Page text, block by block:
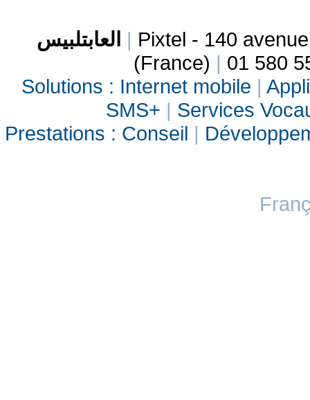
العابتلبيس | Pixtel - 140
(France) | 01 580
Solutions : Internet mobile |
SMS+ | Services
Prestations : Conseil |